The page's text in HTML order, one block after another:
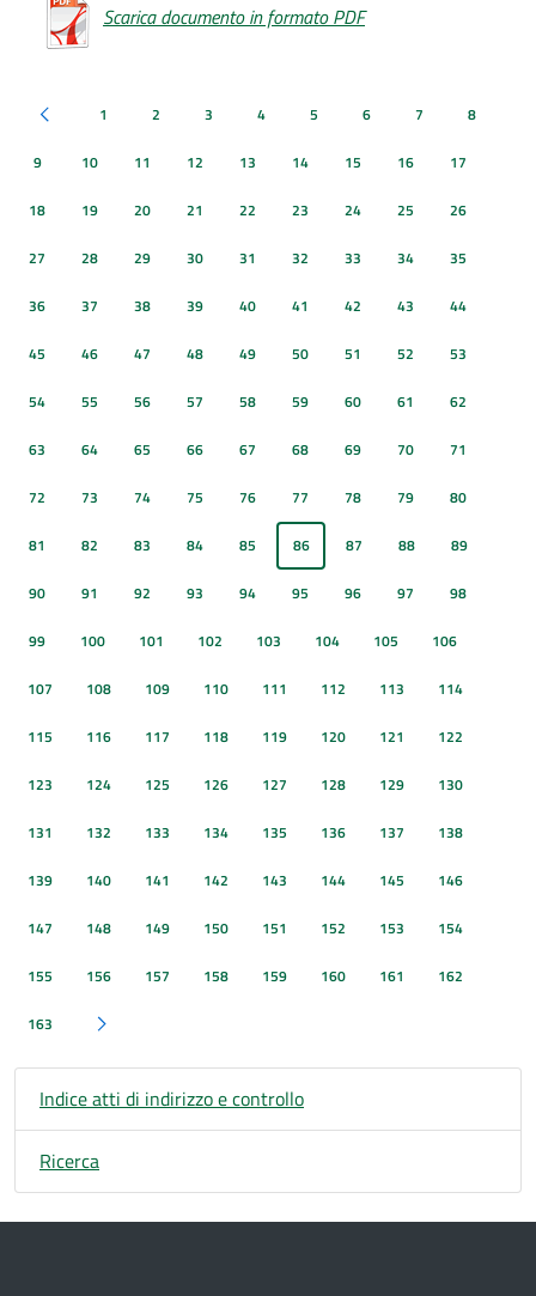
Scarica documento in formato PDF
Pagina precedente
1 2 3 4 5 6 7 8
9 10 11 12 13 14 15 16 17
18 19 20 21 22 23 24 25 26
27 28 29 30 31 32 33 34 35
36 37 38 39 40 41 42 43 44
45 46 47 48 49 50 51 52 53
54 55 56 57 58 59 60 61 62
63 64 65 66 67 68 69 70 71
72 73 74 75 76 77 78 79 80
81 82 83 84 85 86 87 88 89
90 91 92 93 94 95 96 97 98
99 100 101 102 103 104 105 106
107 108 109 110 111 112 113 114
115 116 117 118 119 120 121 122
123 124 125 126 127 128 129 130
131 132 133 134 135 136 137 138
139 140 141 142 143 144 145 146
147 148 149 150 151 152 153 154
155 156 157 158 159 160 161 162
163 Pagina successiva
Indice atti di indirizzo e controllo
Ricerca